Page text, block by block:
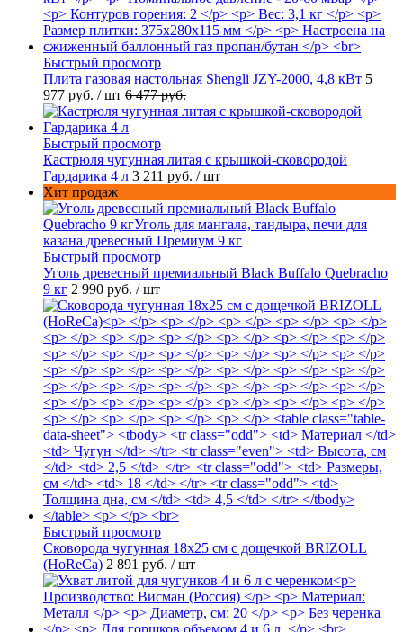
Быстрый просмотр
Плита газовая настольная Shengli JZY-2000, 4,8 кВт 5
977 руб. / шт 6 477 руб.
Быстрый просмотр
Кастрюля чугунная литая с крышкой-сковородой
Гардарика 4 л 3 211 руб. / шт
Хит продаж
Быстрый просмотр
Уголь древесный премиальный Black Buffalo Quebracho
9 кг 2 990 руб. / шт
Быстрый просмотр
Сковорода чугунная 18х25 см с дощечкой BRIZOLL
(HoReCa) 2 891 руб. / шт